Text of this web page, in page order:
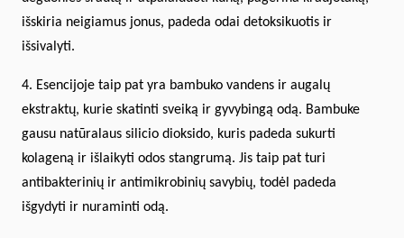
išskiria neigiamus jonus, padeda odai detoksikuotis ir
išsivalyti.
4. Esencijoje taip pat yra bambuko vandens ir augalų
ekstraktų, kurie skatinti sveiką ir gyvybingą odą. Bambuke
gausu natūralaus silicio dioksido, kuris padeda sukurti
kolageną ir išlaikyti odos stangrumą. Jis taip pat turi
antibakterinių ir antimikrobinių savybių, todėl padeda
išgydyti ir nuraminti odą.